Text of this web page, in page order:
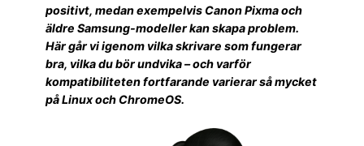
positivt, medan exempelvis Canon Pixma och
äldre Samsung-modeller kan skapa problem.
Här går vi igenom vilka skrivare som fungerar
bra, vilka du bör undvika – och varför
kompatibiliteten fortfarande varierar så mycket
på Linux och ChromeOS.